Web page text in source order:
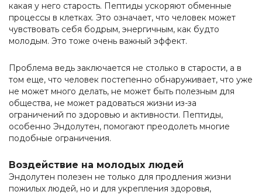
какая у него старость. Пептиды ускоряют обменные
процессы в клетках. Это означает, что человек может
чувствовать себя бодрым, энергичным, как будто
молодым. Это тоже очень важный эффект.
Проблема ведь заключается не столько в старости, а в
том еще, что человек постепенно обнаруживает, что уже
не может много делать, не может быть полезным для
общества, не может радоваться жизни из-за
ограничений по здоровью и активности. Пептиды,
особенно Эндолутен, помогают преодолеть многие
подобные ограничения.
Воздействие на молодых людей
Эндолутен полезен не только для продления жизни
пожилых людей, но и для укрепления здоровья,